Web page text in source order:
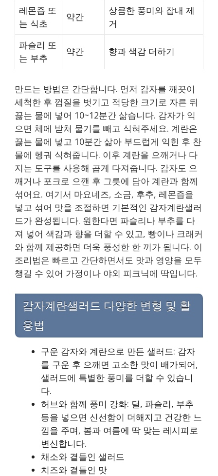
레몬즙 또
는 식초
약간
상큼한 풍미와 잡내 제
거
파슬리 또
는 부추
약간 향과 색감 더하기
만드는 방법은 간단합니다. 먼저 감자를 깨끗이
세척한 후 껍질을 벗기고 적당한 크기로 자른 뒤
끓는 물에 넣어 10~12분간 삶습니다. 감자가 익
으면 체에 받쳐 물기를 빼고 식혀주세요. 계란은
끓는 물에 넣고 10분간 삶아 부드럽게 익힌 후 찬
물에 헹궈 식혀줍니다. 이후 계란을 으깨거나 다
지는 도구를 사용해 곱게 다져줍니다. 감자도 으
깨거나 포크로 으깬 후 그릇에 담아 계란과 함께
섞어요. 여기서 마요네즈, 소금, 후추, 레몬즙을
넣고 섞어 맛을 조절하면 기본적인 감자계란샐러
드가 완성됩니다. 원한다면 파슬리나 부추를 다
져 넣어 색감과 향을 더할 수 있고, 빵이나 크래커
와 함께 제공하면 더욱 풍성한 한 끼가 됩니다. 이
조리법은 빠르고 간단하면서도 맛과 영양을 모두
챙길 수 있어 가정이나 야외 피크닉에 딱입니다.
감자계란샐러드 다양한 변형 및 활
용법
구운 감자와 계란으로 만든 샐러드: 감자
를 구운 후 으깨면 고소한 맛이 배가되어,
샐러드에 특별한 풍미를 더할 수 있습니
다.
허브와 함께 풍미 강화: 딜, 파슬리, 부추
등을 넣으면 신선함이 더해지고 건강한 느
낌을 주며, 봄과 여름에 딱 맞는 레시피로
변신합니다.
채소와 곁들인 샐러드
치즈와 곁들인 맛